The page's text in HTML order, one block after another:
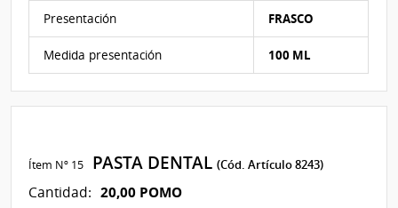
Presentación FRASCO
Medida presentación 100 ML
Ítem Nº 15 PASTA DENTAL(Cód. Artículo 8243)
Cantidad: 20,00 POMO